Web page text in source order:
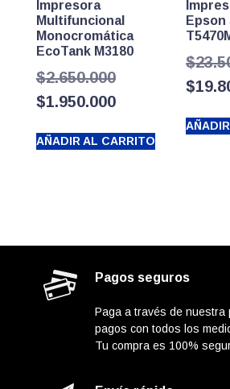
Impresora
Multifuncional
Monocromática
EcoTank M3180
$2.650.000El
precio
era:
$1.950.000El
actual
AÑADIR AL CARRITO
$
$
Pagos seguros
Paga a través de nuestra
pagos con todos los
Tu compra es 100%